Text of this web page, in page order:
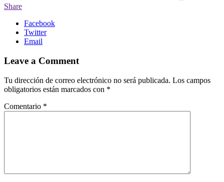
Share
Facebook
Twitter
Email
Leave a Comment
Tu dirección de correo electrónico no será publicada. Los campos
obligatorios están marcados con *
Comentario *